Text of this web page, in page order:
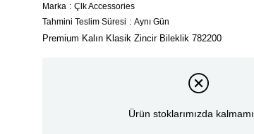
Marka : Çlk Accessories
Tahmini Teslim Süresi : Aynı Gün
Premium Kalın Klasik Zincir Bileklik 782200
Ürün stoklarımızda